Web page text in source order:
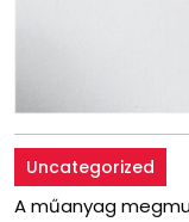
Uncategorized
A műanyag